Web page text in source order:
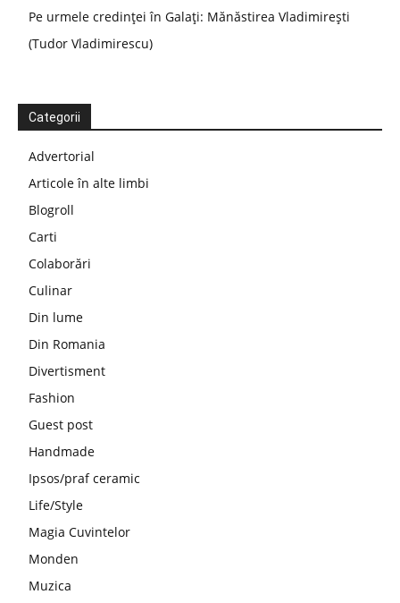
Pe urmele credinței în Galați: Mănăstirea Vladimirești
(Tudor Vladimirescu)
Categorii
Advertorial
Articole în alte limbi
Blogroll
Carti
Colaborări
Culinar
Din lume
Din Romania
Divertisment
Fashion
Guest post
Handmade
Ipsos/praf ceramic
Life/Style
Magia Cuvintelor
Monden
Muzica